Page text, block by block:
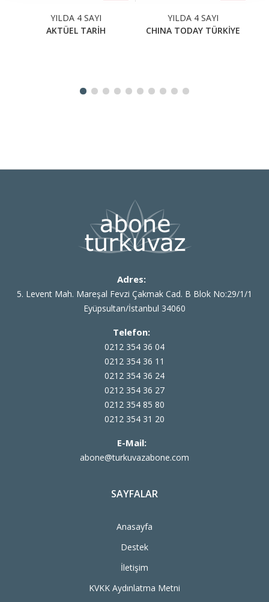
YILDA 4 SAYI
AKTÜEL TARİH
YILDA 4 SAYI
CHINA TODAY TÜRKİYE
Adres:
5. Levent Mah. Mareşal Fevzi Çakmak Cad. B Blok No:29/1/1
Eyüpsultan/İstanbul 34060
Telefon:
0212 354 36 04
0212 354 36 11
0212 354 36 24
0212 354 36 27
0212 354 85 80
0212 354 31 20
E-Mail:
abone@turkuvazabone.com
SAYFALAR
Anasayfa
Destek
İletişim
KVKK Aydınlatma Metni